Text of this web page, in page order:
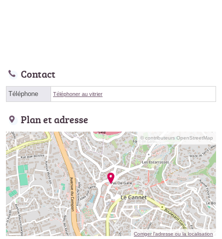
Contact
Téléphone Téléphoner au vitrier
Plan et adresse
© contributeurs OpenStreetMap
Corriger l’adresse ou la localisation